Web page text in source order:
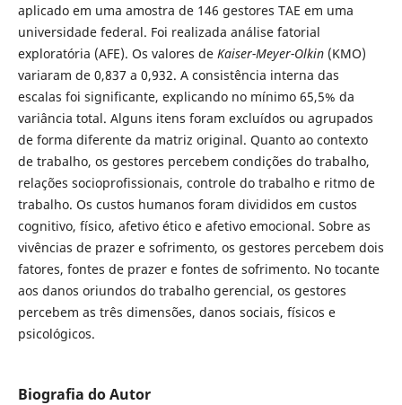
aplicado em uma amostra de 146 gestores TAE em uma
universidade federal. Foi realizada análise fatorial
exploratória (AFE). Os valores de Kaiser-Meyer-Olkin(KMO)
variaram de 0,837 a 0,932. A consistência interna das
escalas foi significante, explicando no mínimo 65,5% da
variância total. Alguns itens foram excluídos ou agrupados
de forma diferente da matriz original. Quanto ao contexto
de trabalho, os gestores percebem condições do trabalho,
relações socioprofissionais, controle do trabalho e ritmo de
trabalho. Os custos humanos foram divididos em custos
cognitivo, físico, afetivo ético e afetivo emocional. Sobre as
vivências de prazer e sofrimento, os gestores percebem dois
fatores, fontes de prazer e fontes de sofrimento. No tocante
aos danos oriundos do trabalho gerencial, os gestores
percebem as três dimensões, danos sociais, físicos e
psicológicos.
Biografia do Autor